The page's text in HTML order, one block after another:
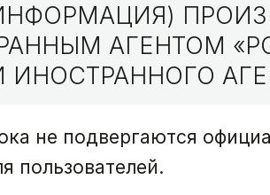
АГЕНТОМ
ИНОСТРАННОГО
не подвергаются
пользователей.